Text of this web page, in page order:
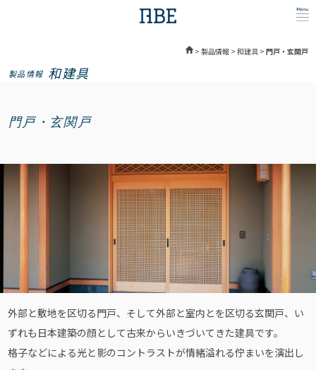
> 製品情報> 和建具> 門戸・玄関戸
製品情報 和建具
門戸・玄関戸
外部と敷地を区切る門戸、そして外部と室内とを区切る玄関戸、い
ずれも日本建築の顔として古来からいきづいてきた建具です。
格子などによる光と影のコントラストが情緒溢れる佇まいを演出し